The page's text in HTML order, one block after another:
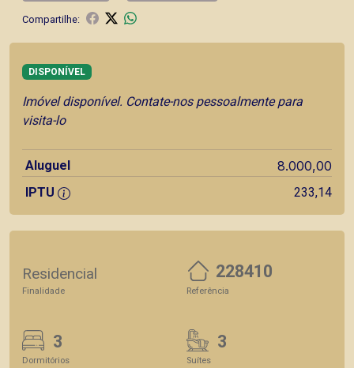
Compartilhe:
DISPONÍVEL
Imóvel disponível. Contate-nos pessoalmente para
visita-lo
Aluguel 8.000,00
IPTU 233,14
Residencial
Finalidade
228410
Referência
3
Dormitórios
3
Suítes